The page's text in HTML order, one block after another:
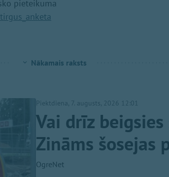
pieteikuma
Nākamais raksts
Piektdiena, 7. augusts, 2026 12:01
Vai drīz
Zināms šosejas
OgreNet